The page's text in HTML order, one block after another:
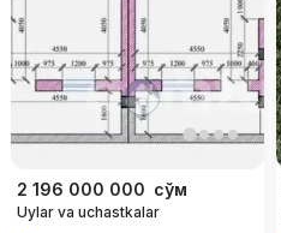
2 196 000 000 сўм
Uylar va uchastkalar